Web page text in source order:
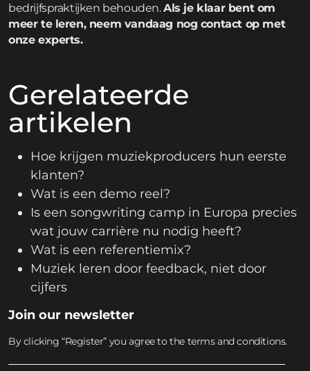
bedrijfspraktijken behouden.Als je klaar bent om
meer te leren, neem vandaag nog contact op met
onze experts.
Gerelateerde
artikelen
Hoe krijgen muziekproducers hun eerste
klanten?
Wat is een demo reel?
Is een songwriting camp in Europa precies
wat jouw carrière nu nodig heeft?
Wat is een referentiemix?
Muziek leren door feedback, niet door
cijfers
Join our newsletter
By clicking “Register” you agree to the terms and conditions.